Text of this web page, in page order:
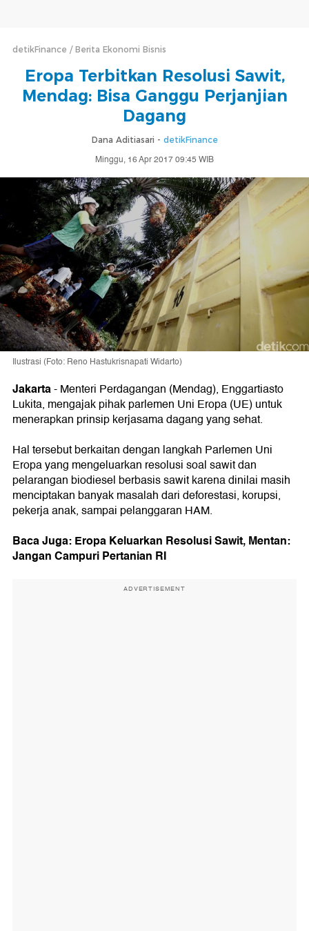
detikFinance Berita Ekonomi Bisnis
Eropa Terbitkan Resolusi Sawit,
Mendag: Bisa Ganggu Perjanjian
Dagang
Dana Aditiasari - detikFinance
Minggu, 16 Apr 2017 09:45 WIB
Ilustrasi (Foto: Reno Hastukrisnapati Widarto)
Jakarta-Menteri Perdagangan (Mendag), Enggartiasto
Lukita, mengajak pihak parlemen Uni Eropa (UE) untuk
menerapkan prinsip kerjasama dagang yang sehat.
Hal tersebut berkaitan dengan langkah Parlemen Uni
Eropa yang mengeluarkan resolusi soal sawit dan
pelarangan biodiesel berbasis sawit karena dinilai masih
menciptakan banyak masalah dari deforestasi, korupsi,
pekerja anak, sampai pelanggaran HAM.
Baca Juga:Eropa Keluarkan Resolusi Sawit, Mentan:
Jangan Campuri Pertanian RI
ADVERTISEMENT